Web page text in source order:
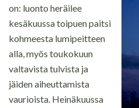
on: luonto heräilee
kesäkuussa toipuen paitsi
kohmeesta lumipeitteen
alla, myös toukokuun
valtavista tulvista ja
jäiden aiheuttamista
vaurioista. Heinäkuussa